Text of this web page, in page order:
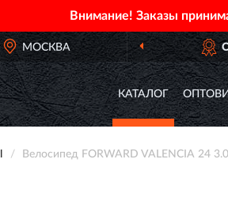
Внимание! Заказы
МОСКВА
КАТАЛОГ
Велосипед FORWARD VALENCIA 24